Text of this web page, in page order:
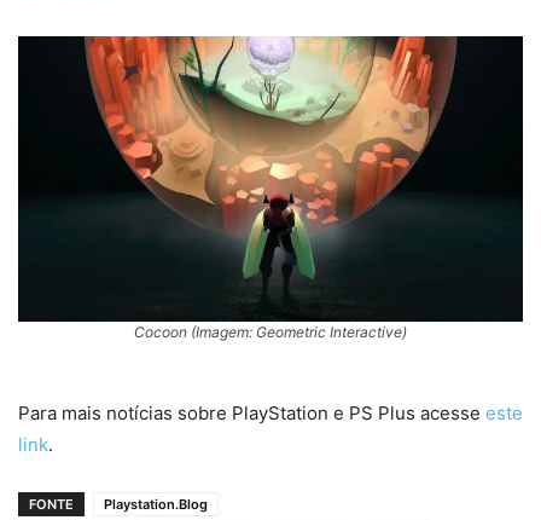
Cocoon (Imagem: Geometric Interactive)
Para mais notícias sobre PlayStation e PS Plus acesse este
link.
FONTE
Playstation.Blog